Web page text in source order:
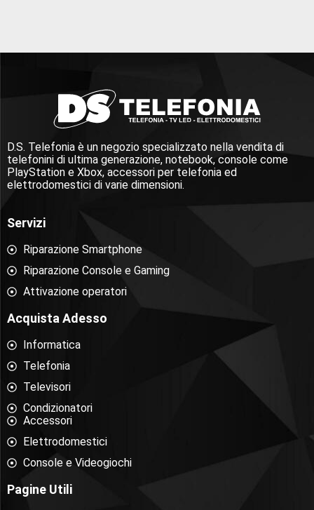
D.S. Telefonia è un negozio specializzato nella vendita di
telefonini di ultima generazione, notebook, console come
PlayStation e Xbox, accessori per telefonia ed
elettrodomestici di varie dimensioni.
Servizi
Riparazione Smartphone
Riparazione Console e Gaming
Attivazione operatori
Acquista Adesso
Informatica
Telefonia
Televisori
Condizionatori
Accessori
Elettrodomestici
Console e Videogiochi
Pagine Utili